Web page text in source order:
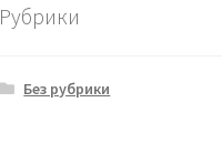
Рубрики
Без рубрики